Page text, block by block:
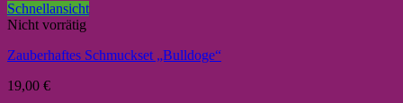
Schnellansicht
Nicht vorrätig
Zauberhaftes Schmuckset „Bulldoge“
19,00 €